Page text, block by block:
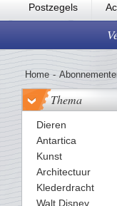
Postzegels
Home -
Thema
Dieren
Antartica
Kunst
Architectuur
Klederdracht
Walt Disney